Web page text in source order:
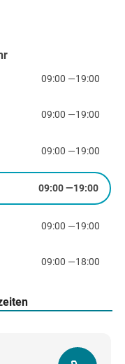
09:00 —19:00
09:00 —19:00
09:00 —19:00
09:00—19:00
09:00 —19:00
09:00 —18:00